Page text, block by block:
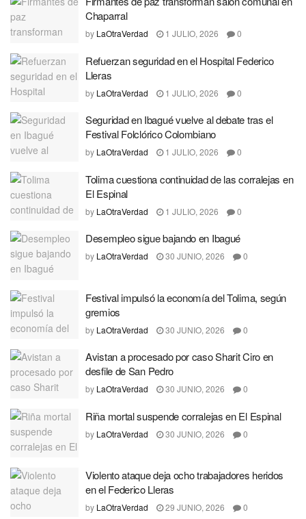
Chaparral
by LaOtraVerdad 1 JULIO, 2026 0
Refuerzan seguridad en el Hospital Federico
Lleras
by LaOtraVerdad 1 JULIO, 2026 0
Seguridad en Ibagué vuelve al debate tras el
Festival Folclórico Colombiano
by LaOtraVerdad 1 JULIO, 2026 0
Tolima cuestiona continuidad de las corralejas en
El Espinal
by LaOtraVerdad 1 JULIO, 2026 0
Desempleo sigue bajando en Ibagué
by LaOtraVerdad 30 JUNIO, 2026 0
Festival impulsó la economía del Tolima, según
gremios
by LaOtraVerdad 30 JUNIO, 2026 0
Avistan a procesado por caso Sharit Ciro en
desfile de San Pedro
by LaOtraVerdad 30 JUNIO, 2026 0
Riña mortal suspende corralejas en El Espinal
by LaOtraVerdad 30 JUNIO, 2026 0
Violento ataque deja ocho trabajadores heridos
en el Federico Lleras
by LaOtraVerdad 29 JUNIO, 2026 0